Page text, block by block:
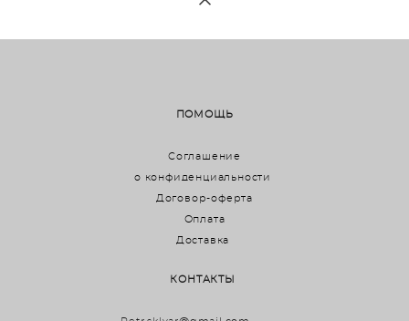
ПОМОЩЬ
Соглашение
о конфиденциальности
Договор-оферта
Оплата
Доставка
КОНТАКТЫ